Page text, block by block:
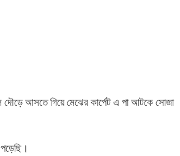
দৌড়ে আসতে গিয়ে মেঝের কার্পেট এ পা আটকে সোজা